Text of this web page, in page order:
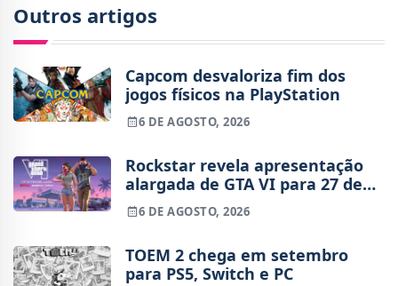
Outros artigos
Capcom desvaloriza fim dos
jogos físicos na PlayStation
6 DE AGOSTO, 2026
Rockstar revela apresentação
alargada de GTA VI para 27 de
agosto
6 DE AGOSTO, 2026
TOEM 2 chega em setembro
para PS5, Switch e PC